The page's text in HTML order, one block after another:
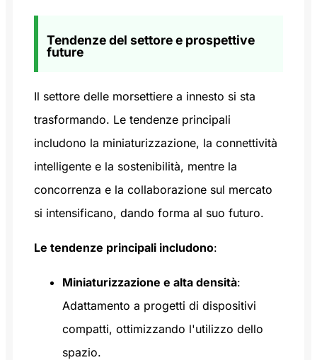
Tendenze del settore e prospettive
future
Il settore delle morsettiere a innesto si sta
trasformando. Le tendenze principali
includono la miniaturizzazione, la connettività
intelligente e la sostenibilità, mentre la
concorrenza e la collaborazione sul mercato
si intensificano, dando forma al suo futuro.
Le tendenze principali includono:
Miniaturizzazione e alta densità:
Adattamento a progetti di dispositivi
compatti, ottimizzando l'utilizzo dello
spazio.